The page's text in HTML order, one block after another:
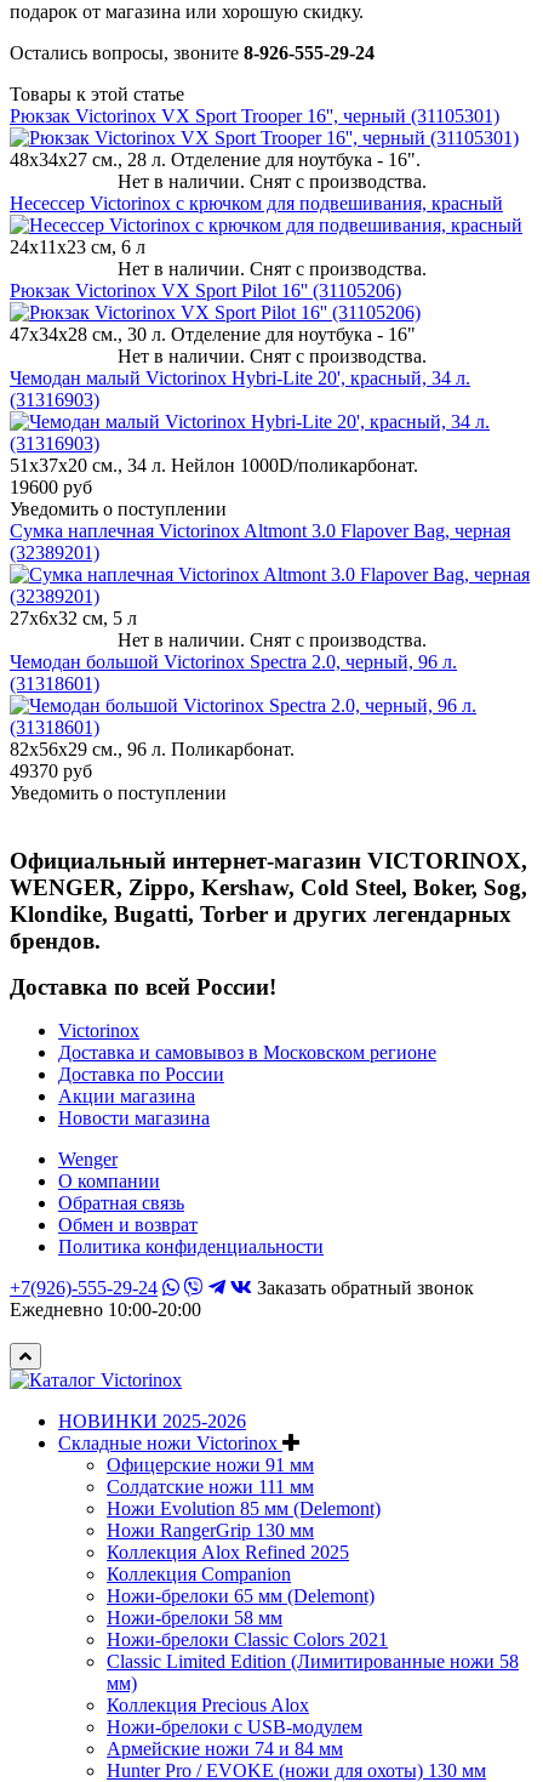
подарок от магазина или хорошую скидку.
Остались вопросы, звоните 8-926-555-29-24
Товары к этой статье
Рюкзак Victorinox VX Sport Trooper 16'', черный (31105301)
48х34x27 см., 28 л. Отделение для ноутбука - 16".
Нет в наличии. Снят с производства.
Несессер Victorinox с крючком для подвешивания, красный
24x11x23 см, 6 л
Нет в наличии. Снят с производства.
Рюкзак Victorinox VX Sport Pilot 16'' (31105206)
47х34x28 см., 30 л. Отделение для ноутбука - 16"
Нет в наличии. Снят с производства.
Чемодан малый Victorinox Hybri-Lite 20', красный, 34 л.
(31316903)
51х37x20 см., 34 л. Нейлон 1000D/поликарбонат.
19600 руб
Уведомить о поступлении
Сумка наплечная Victorinox Altmont 3.0 Flapover Bag, черная
(32389201)
27x6x32 см, 5 л
Нет в наличии. Снят с производства.
Чемодан большой Victorinox Spectra 2.0, черный, 96 л.
(31318601)
82х56x29 см., 96 л. Поликарбонат.
49370 руб
Уведомить о поступлении
Официальный интернет-магазин VICTORINOX,
WENGER, Zippo, Kershaw, Cold Steel, Boker, Sog,
Klondike, Bugatti, Torber и других легендарных
брендов.
Доставка по всей России!
Victorinox
Доставка и самовывоз в Московском регионе
Доставка по России
Акции магазина
Новости магазина
Wenger
О компании
Обратная связь
Обмен и возврат
Политика конфиденциальности
+7(926)-555-29-24
Заказать обратный звонок
Ежедневно 10:00-20:00
НОВИНКИ 2025-2026
Складные ножи Victorinox
Офицерские ножи 91 мм
Солдатские ножи 111 мм
Ножи Evolution 85 мм (Delemont)
Ножи RangerGrip 130 мм
Коллекция Alox Refined 2025
Коллекция Companion
Ножи-брелоки 65 мм (Delemont)
Ножи-брелоки 58 мм
Ножи-брелоки Classic Colors 2021
Classic Limited Edition (Лимитированные ножи 58
мм)
Коллекция Precious Alox
Ножи-брелоки с USB-модулем
Армейские ножи 74 и 84 мм
Hunter Pro / EVOKE (ножи для охоты) 130 мм